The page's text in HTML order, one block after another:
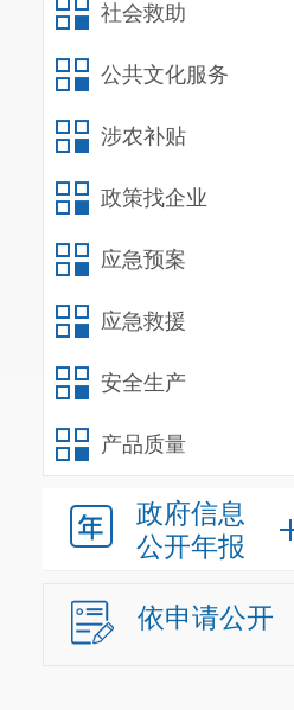
社会救助
公共文化服务
涉农补贴
政策找企业
应急预案
应急救援
安全生产
产品质量
政府信息
公开年报
依申请公开